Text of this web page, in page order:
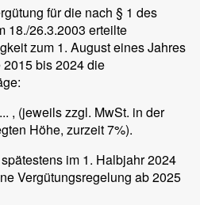
für die nach § 1 des
18./26.3.2003 erteilte
zum 1. August eines Jahres
bis 2024 die
, (jeweils zzgl. MwSt. in der
Höhe, zurzeit 7%).
im 1. Halbjahr 2024
Vergütungsregelung ab 2025